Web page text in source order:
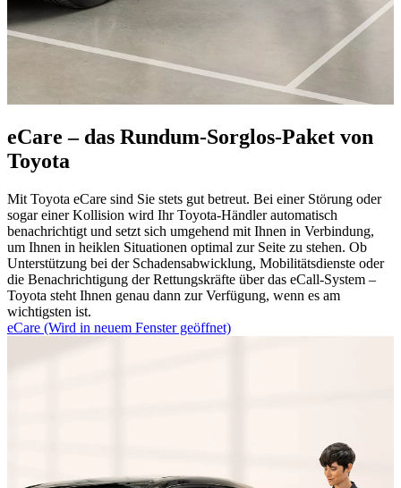
eCare – das Rundum-Sorglos-Paket von
Toyota
Mit Toyota eCare sind Sie stets gut betreut. Bei einer Störung oder
sogar einer Kollision wird Ihr Toyota-Händler automatisch
benachrichtigt und setzt sich umgehend mit Ihnen in Verbindung,
um Ihnen in heiklen Situationen optimal zur Seite zu stehen. Ob
Unterstützung bei der Schadensabwicklung, Mobilitätsdienste oder
die Benachrichtigung der Rettungskräfte über das eCall-System –
Toyota steht Ihnen genau dann zur Verfügung, wenn es am
wichtigsten ist.
eCare (Wird in neuem Fenster geöffnet)